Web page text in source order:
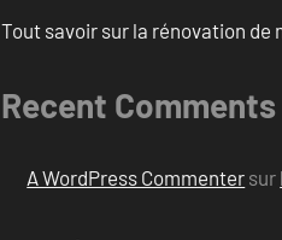
Tout savoir sur la rénovation de
Recent Comments
A WordPress Commenter sur